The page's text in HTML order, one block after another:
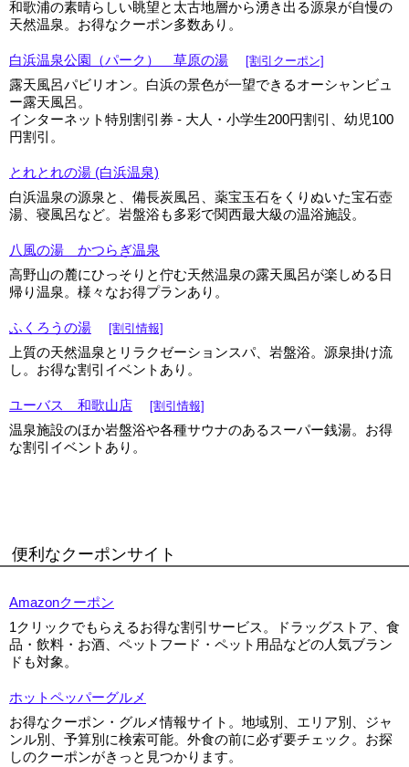
和歌浦の素晴らしい眺望と太古地層から湧き出る源泉が自慢の
天然温泉。お得なクーポン多数あり。
白浜温泉公園（パーク） 草原の湯 [割引クーポン]
露天風呂パビリオン。白浜の景色が一望できるオーシャンビュ
ー露天風呂。
インターネット特別割引券 - 大人・小学生200円割引、幼児100
円割引。
とれとれの湯 (白浜温泉)
白浜温泉の源泉と、備長炭風呂、薬宝玉石をくりぬいた宝石壺
湯、寝風呂など。岩盤浴も多彩で関西最大級の温浴施設。
八風の湯 かつらぎ温泉
高野山の麓にひっそりと佇む天然温泉の露天風呂が楽しめる日
帰り温泉。様々なお得プランあり。
ふくろうの湯 [割引情報]
上質の天然温泉とリラクゼーションスパ、岩盤浴。源泉掛け流
し。お得な割引イベントあり。
ユーバス 和歌山店 [割引情報]
温泉施設のほか岩盤浴や各種サウナのあるスーパー銭湯。お得
な割引イベントあり。
便利なクーポンサイト
Amazonクーポン
1クリックでもらえるお得な割引サービス。ドラッグストア、食
品・飲料・お酒、ペットフード・ペット用品などの人気ブラン
ドも対象。
ホットペッパーグルメ
お得なクーポン・グルメ情報サイト。地域別、エリア別、ジャ
ンル別、予算別に検索可能。外食の前に必ず要チェック。お探
しのクーポンがきっと見つかります。